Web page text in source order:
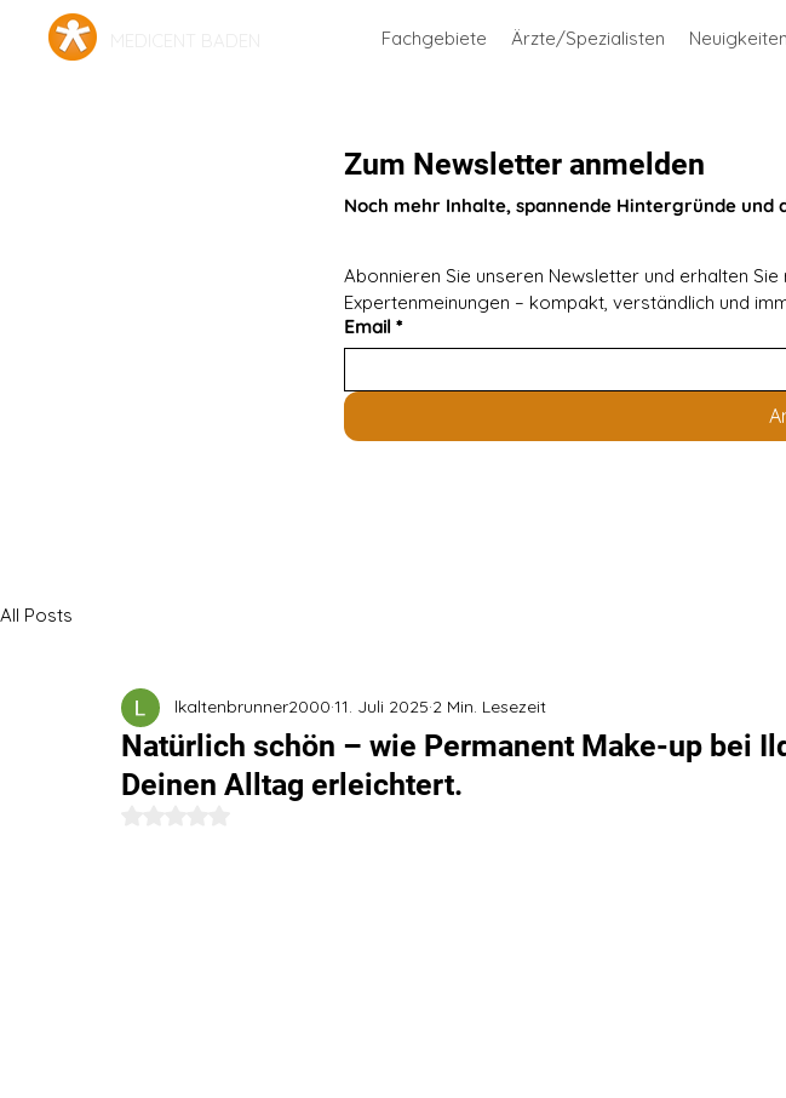
Fachgebiete Ärzte/Spezialisten Neuigkeiten
Zum Newsletter anmelden
Noch mehr Inhalte, spannende Hintergründe
Abonnieren Sie unseren Newsletter und erhalten
Expertenmeinungen – kompakt, verständlich und
Email *
All Posts
Natürlich schön – wie Permanent Make-up bei
Deinen Alltag erleichtert.
lkaltenbrunner2000 11. Juli 2025 2 Min. Lesezeit